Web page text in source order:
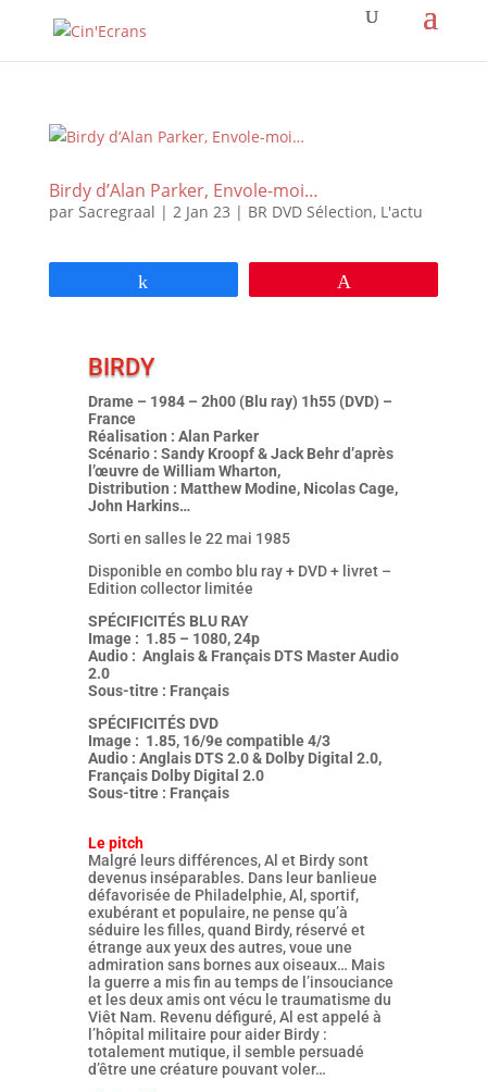
Birdy d’Alan Parker, Envole-moi…
par Sacregraal | 2 Jan 23 | BR DVD Sélection, L'actu
BIRDY
Drame – 1984 – 2h00 (Blu ray) 1h55 (DVD) –
France
Réalisation : Alan Parker
Scénario : Sandy Kroopf & Jack Behr d’après
l’œuvre de William Wharton,
Distribution : Matthew Modine, Nicolas Cage,
John Harkins…
Sorti en salles le 22 mai 1985
Disponible en combo blu ray + DVD + livret –
Edition collector limitée
SPÉCIFICITÉS BLU RAY
Image : 1.85 – 1080, 24p
Audio : Anglais & Français DTS Master Audio
2.0
Sous-titre : Français
SPÉCIFICITÉS DVD
Image : 1.85, 16/9e compatible 4/3
Audio : Anglais DTS 2.0 & Dolby Digital 2.0,
Français Dolby Digital 2.0
Sous-titre : Français
Le pitch
Malgré leurs différences, Al et Birdy sont
devenus inséparables. Dans leur banlieue
défavorisée de Philadelphie, Al, sportif,
exubérant et populaire, ne pense qu’à
séduire les filles, quand Birdy, réservé et
étrange aux yeux des autres, voue une
admiration sans bornes aux oiseaux… Mais
la guerre a mis fin au temps de l’insouciance
et les deux amis ont vécu le traumatisme du
Viêt Nam. Revenu défiguré, Al est appelé à
l’hôpital militaire pour aider Birdy :
totalement mutique, il semble persuadé
d’être une créature pouvant voler…